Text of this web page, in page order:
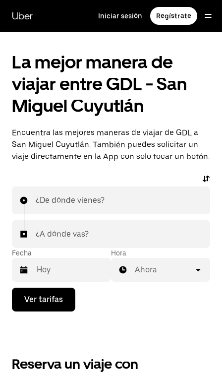
contenido
principal
Uber Iniciar sesión Regístrate
La mejor manera de
viajar entre GDL - San
Miguel Cuyutlán
Encuentra las mejores maneras de viajar de GDL a
San Miguel Cuyutlán. También puedes solicitar un
viaje directamente en la App con solo tocar un botón.
¿De dónde vienes?
¿A dónde vas?
Fecha
Presiona
flecha
el
Hora
Ahora
Ver tarifas
Reserva un viaje con